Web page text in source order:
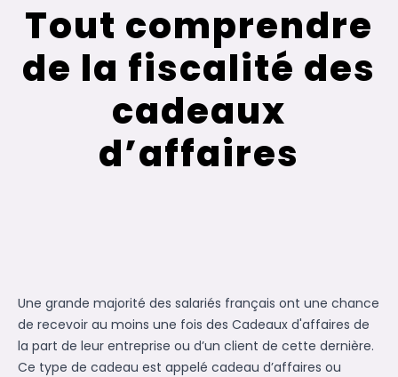
Tout comprendre
de la fiscalité des
cadeaux
d’affaires
Une grande majorité des salariés français ont une chance
de recevoir au moins une fois des Cadeaux d'affaires de
la part de leur entreprise ou d’un client de cette dernière.
Ce type de cadeau est appelé cadeau d’affaires ou